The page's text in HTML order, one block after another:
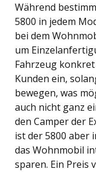
Während
5800 in jedem
bei dem
um
Fahrzeug
Kunden ein,
bewegen, was
auch nicht ganz
den Camper der
ist der 5800 aber
das Wohnmobil
sparen. Ein Preis